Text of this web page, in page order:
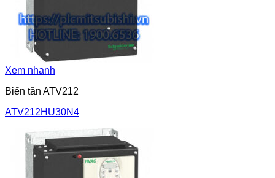
Xem nhanh
Biến tần ATV212
ATV212HU30N4